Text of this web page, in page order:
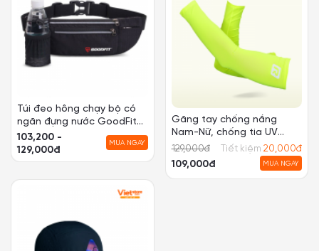
Găng tay chống nắng
Nam-Nữ, chống tia UV
Royabe
129,000đ Tiết kiệm 20,000đ
109,000đ MUA NGAY
Túi đeo hông chạy bộ
chống nước GoodFit
GF120RB
119,200 -
149,000đ
MUA NGAY